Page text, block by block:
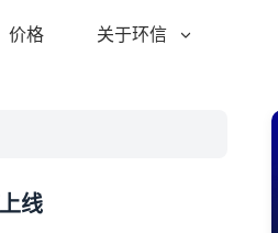
价格 关于环信
线